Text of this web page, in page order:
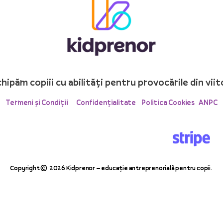
copiii cu abilități pentru provocările din
Termeni și Condiții Confidențialitate Politica Cookies ANPC
Copyright © 2026 Kidprenor – educație antreprenorială pentru copii.